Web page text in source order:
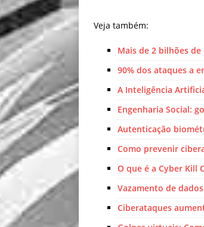
Veja também:
Mais de 2 bilhões
90% dos ataques a
A Inteligência
Engenharia Social:
Autenticação
Como prevenir
O que é a Cyber Kill
Vazamento de
Ciberataques